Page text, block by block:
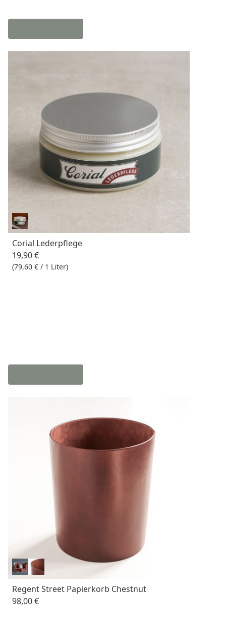
Corial Lederpflege
19,90 €
(79,60 € / 1 Liter)
Regent Street Papierkorb Chestnut
98,00 €